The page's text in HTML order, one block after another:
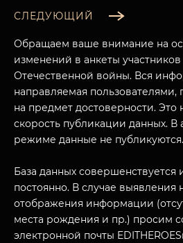
СЛЕДУЮЩИЙ
Обращаем ваше внимание на
изменений в анкеты
Отечественной войны. Вся
направляемая
на предмет достоверности. Это
скорость публикации данных. В
режиме данные не публикуются.
База данных совершенствуется
постоянно. В случае выявления
отображения информации
места рождения и пр.) просим
электронной почты